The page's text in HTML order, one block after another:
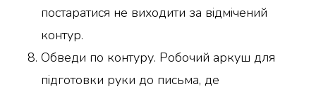
постаратися не виходити за відмічений
контур.
Обведи по контуру. Робочий аркуш для
підготовки руки до письма, де